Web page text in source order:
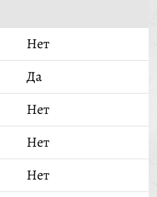
Нет
Да
Нет
Нет
Нет